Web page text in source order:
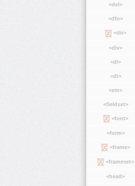
<del>
<dfn>
<dir>
<div>
<dl>
<dt>
<em>
<fieldset>
<font>
<form>
<frame>
<frameset>
<head>